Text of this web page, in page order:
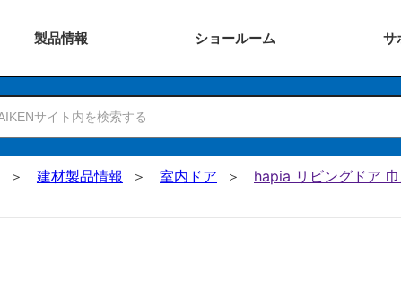
製品情報 ショールーム サ
建材製品情報 室内ドア hapia リビングドア